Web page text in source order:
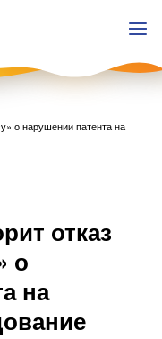
о нарушении патента на
отказ
о
на